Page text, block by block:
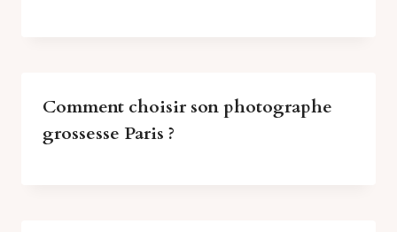
Comment choisir son photographe
grossesse Paris ?